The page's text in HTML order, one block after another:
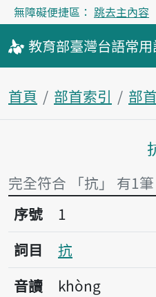
無障礙便捷區： 跳去主內容
教育部臺灣台語常
首頁 部首索引 部
完全符合 「抗」 有1筆
序號1抗
序號
1
詞目
抗
音讀
khòng